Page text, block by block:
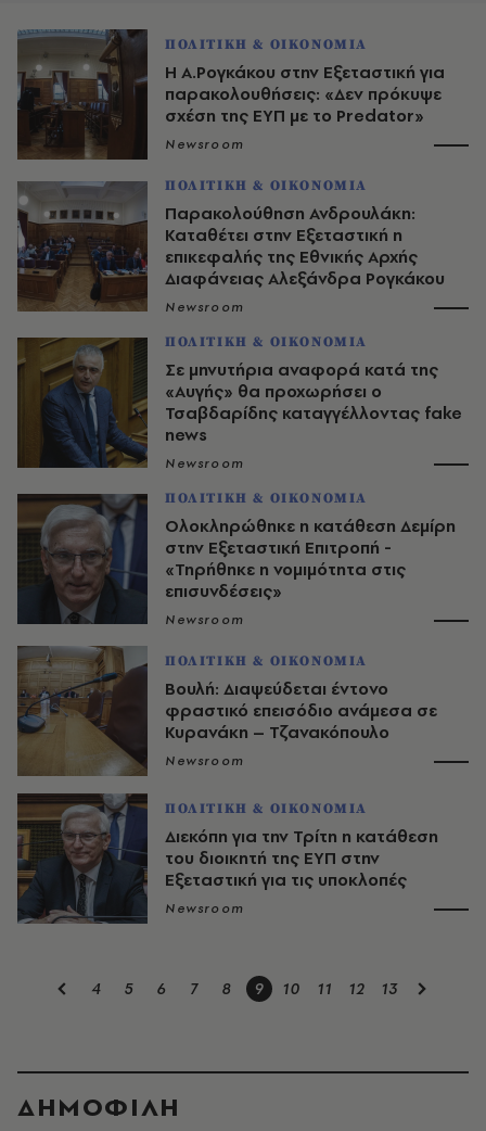
ΠΟΛΙΤΙΚΗ & ΟΙΚΟΝΟΜΙΑ
Η Α.Ρογκάκου στην Εξεταστική για
παρακολουθήσεις: «Δεν πρόκυψε
σχέση της ΕΥΠ με το Predator»
Newsroom
ΠΟΛΙΤΙΚΗ & ΟΙΚΟΝΟΜΙΑ
Παρακολούθηση Ανδρουλάκη:
Καταθέτει στην Εξεταστική η
επικεφαλής της Εθνικής Αρχής
Διαφάνειας Αλεξάνδρα Ρογκάκου
Newsroom
ΠΟΛΙΤΙΚΗ & ΟΙΚΟΝΟΜΙΑ
Σε μηνυτήρια αναφορά κατά της
«Αυγής» θα προχωρήσει ο
Τσαβδαρίδης καταγγέλλοντας fake
news
Newsroom
ΠΟΛΙΤΙΚΗ & ΟΙΚΟΝΟΜΙΑ
Ολοκληρώθηκε η κατάθεση Δεμίρη
στην Εξεταστική Επιτροπή -
«Τηρήθηκε η νομιμότητα στις
επισυνδέσεις»
Newsroom
ΠΟΛΙΤΙΚΗ & ΟΙΚΟΝΟΜΙΑ
Βουλή: Διαψεύδεται έντονο
φραστικό επεισόδιο ανάμεσα σε
Κυρανάκη – Τζανακόπουλο
Newsroom
ΠΟΛΙΤΙΚΗ & ΟΙΚΟΝΟΜΙΑ
Διεκόπη για την Τρίτη η κατάθεση
του διοικητή της ΕΥΠ στην
Εξεταστική για τις υποκλοπές
Newsroom
4 5 6 7 8 9 10 11 12 13
ΔΗΜΟΦΙΛΗ